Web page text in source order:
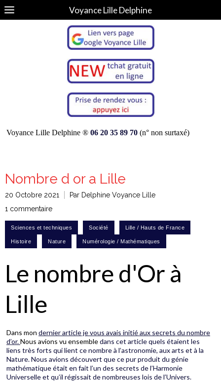
Voyance Lille Delphine
Voyance Lille Delphine ® 06 20 35 89 70 (n° non surtaxé)
Nombre d or a Lille
20 Octobre 2021
Par Delphine Voyance Lille
1 commentaire
Le nombre d'Or à
Lille
Dans mon dernier article je vous avais initié aux secrets du nombre
d’or.Nous avions vu ensembledans cet article quels étaient les
liens très forts qui lient ce nombre à l’astronomie, aux arts et à la
Nature. Nous avions découvert que ce pur produit du génie
mathématique était en fait l’un des secrets de l’Harmonie
Universelle et qu’il régissait de nombreuses lois de l’Univers.